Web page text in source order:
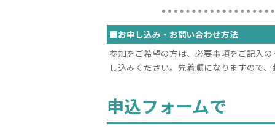
■お申し込み・お問い合わせ方法
参加をご希望の方は、必要事項をご記入
し込みください。先着順になりますので
申込フォームで